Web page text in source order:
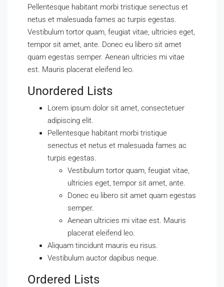
Pellentesque habitant morbi tristique senectus et
netus et malesuada fames ac turpis egestas.
Vestibulum tortor quam, feugiat vitae, ultricies eget,
tempor sit amet, ante. Donec eu libero sit amet
quam egestas semper. Aenean ultricies mi vitae
est. Mauris placerat eleifend leo.
Unordered Lists
Lorem ipsum dolor sit amet, consectetuer
adipiscing elit.
Pellentesque habitant morbi tristique
senectus et netus et malesuada fames ac
turpis egestas.
Vestibulum tortor quam, feugiat vitae,
ultricies eget, tempor sit amet, ante.
Donec eu libero sit amet quam egestas
semper.
Aenean ultricies mi vitae est. Mauris
placerat eleifend leo.
Aliquam tincidunt mauris eu risus.
Vestibulum auctor dapibus neque.
Ordered Lists